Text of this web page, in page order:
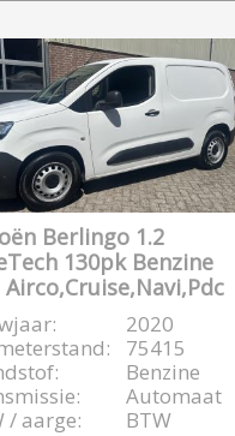
Berlingo 1.2
130pk Benzine
2020
75415
Benzine
Automaat
/ aarge:
BTW